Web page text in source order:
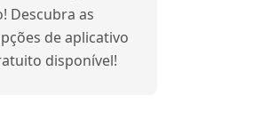
Descubra as
de aplicativo
disponível!